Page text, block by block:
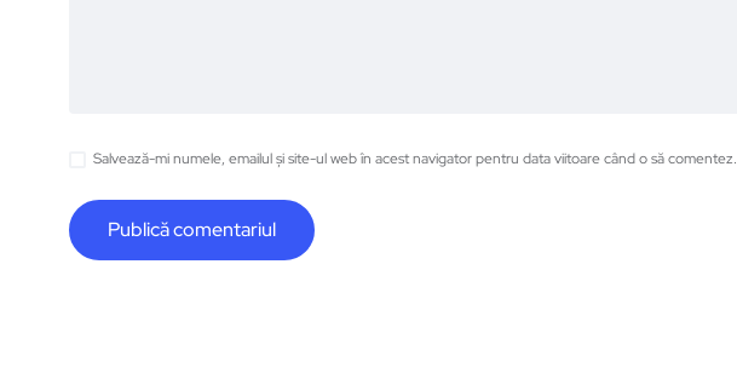
Salvează-mi numele, emailul și site-ul web în acest navigator pentru data viitoare când o să comentez.